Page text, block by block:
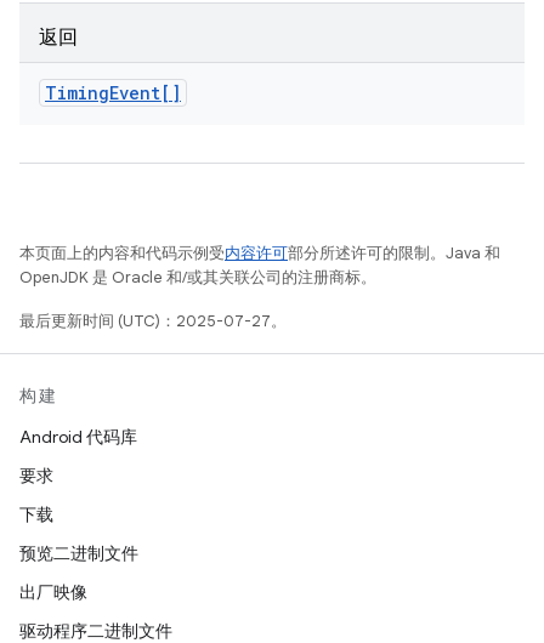
返回
TimingEvent[]
本页面上的内容和代码示例受内容许可部分所述许可的限制。Java 和
OpenJDK 是 Oracle 和/或其关联公司的注册商标。
最后更新时间 (UTC)：2025-07-27。
构建
Android 代码库
要求
下载
预览二进制文件
出厂映像
驱动程序二进制文件